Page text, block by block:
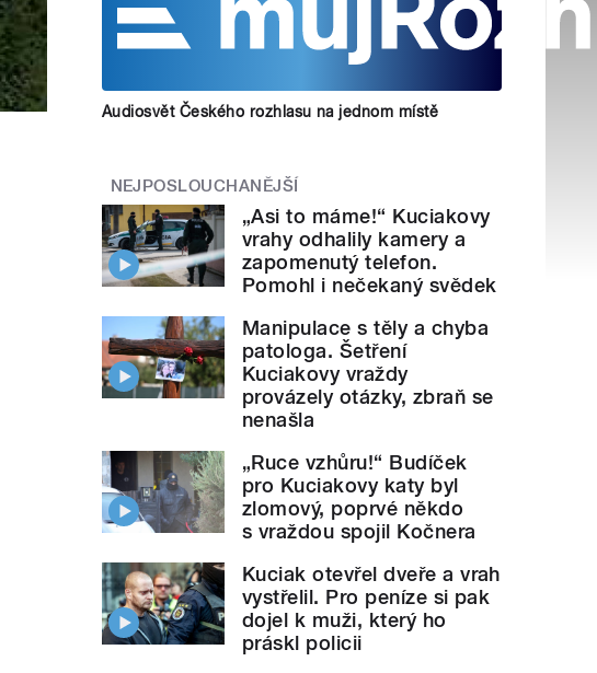
Audiosvět Českého rozhlasu na jednom místě
NEJPOSLOUCHANĚJŠÍ
„Asi to máme!“ Kuciakovy
vrahy odhalily kamery a
zapomenutý telefon.
Pomohl i nečekaný svědek
Manipulace s těly a chyba
patologa. Šetření
Kuciakovy vraždy
provázely otázky, zbraň se
nenašla
„Ruce vzhůru!“ Budíček
pro Kuciakovy katy byl
zlomový, poprvé někdo
s vraždou spojil Kočnera
Kuciak otevřel dveře a vrah
vystřelil. Pro peníze si pak
dojel k muži, který ho
práskl policii